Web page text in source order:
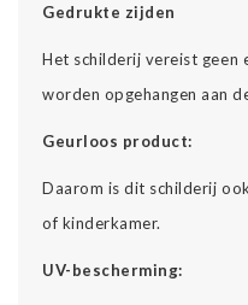
Gedrukte zijden
Het schilderij vereist geen
worden opgehangen aan
Geurloos product:
Daarom is dit schilderij
of kinderkamer.
UV-bescherming: